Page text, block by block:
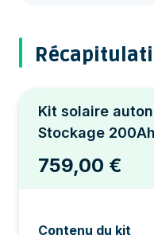
Kit solaire
Stockage 200Ah
759,00 €
Contenu du kit